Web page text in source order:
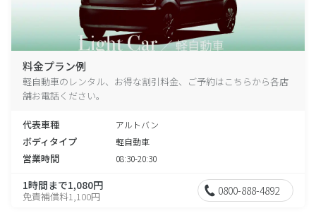
料金プラン例
軽自動車のレンタル、お得な割引料金、ご予約はこちらから各店
舗お電話ください。
代表車種 アルトバン
ボディタイプ 軽自動車
営業時間 08:30-20:30
1時間まで1,080円
免責補償料1,100円 0800-888-4892